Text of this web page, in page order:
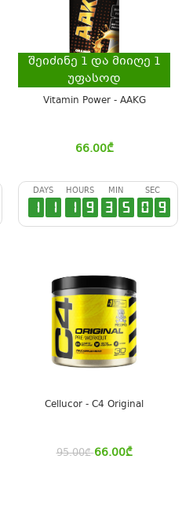
შეიძინე 1 და მიიღე 1
უფასოდ
Vitamin Power - AAKG
66.00₾
DAYS
1 1
HOURS
1 9
MIN
3 5
SEC
0 9
Cellucor - C4 Original
95.00₾ 66.00₾